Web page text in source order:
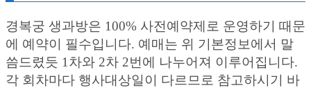
경복궁 생과방은 100% 사전예약제로 운영하기 때문
에 예약이 필수입니다. 예매는 위 기본정보에서 말
씀드렸듯 1차와 2차 2번에 나누어져 이루어집니다.
각 회차마다 행사대상일이 다르므로 참고하시기 바